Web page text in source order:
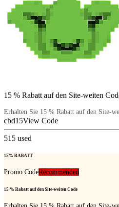
15 % Rabatt auf den Site-weiten
Erhalten Sie 15 % Rabatt auf den Site-
cbd15View Code
515 used
15% RABATT
Promo CodeRecommended
15 % Rabatt auf den Site-weiten Code